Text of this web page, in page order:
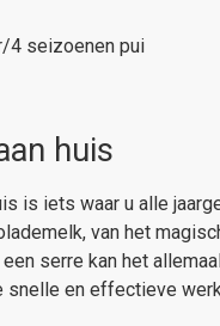
4 seizoenen pui
huis
is iets waar u alle
van het
serre kan het
snelle en effectieve